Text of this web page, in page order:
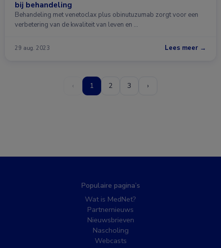
bij behandeling
Behandeling met venetoclax plus obinutuzumab zorgt voor een
verbetering van de kwaliteit van leven en …
29 aug. 2023 Lees meer →
‹ 1 2 3 ›
Populaire pagina’s
Wat is MedNet?
Partnernieuws
Nieuwsbrieven
Nascholing
Webcasts